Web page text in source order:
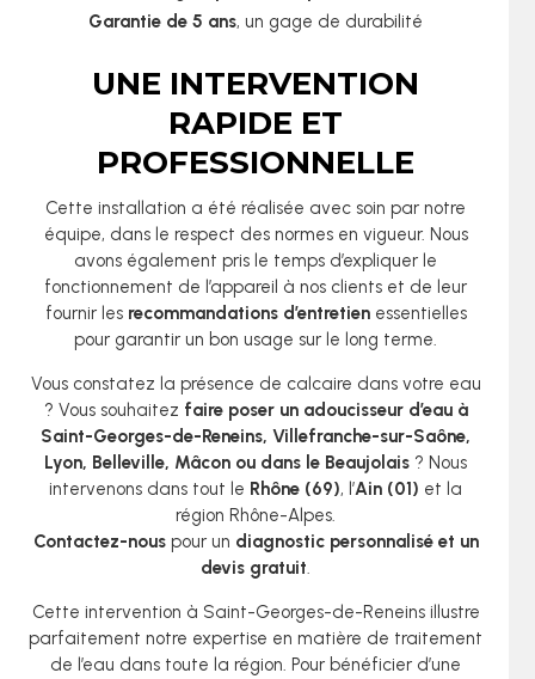
Garantie de 5 ans, un gage de durabilité
UNE INTERVENTION
RAPIDE ET
PROFESSIONNELLE
Cette installation a été réalisée avec soin par notre
équipe, dans le respect des normes en vigueur. Nous
avons également pris le temps d’expliquer le
fonctionnement de l’appareil à nos clients et de leur
fournir les recommandations d’entretienessentielles
pour garantir un bon usage sur le long terme.
Vous constatez la présence de calcaire dans votre eau
? Vous souhaitez faire poser un adoucisseur d’eau à
Saint-Georges-de-Reneins, Villefranche-sur-Saône,
Lyon, Belleville, Mâcon ou dans le Beaujolais ? Nous
intervenons dans tout le Rhône (69), l’Ain (01) et la
région Rhône-Alpes.
Contactez-nouspour un diagnostic personnalisé et un
devis gratuit.
Cette intervention à Saint-Georges-de-Reneins illustre
parfaitement notre expertise en matière de traitement
de l’eau dans toute la région. Pour bénéficier d’une